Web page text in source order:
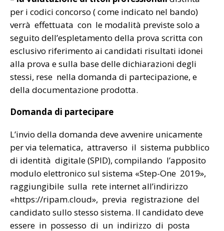
per i codici concorso ( come indicato nel bando)
verrà effettuata con le modalità previste solo a
seguito dell’espletamento della prova scritta con
esclusivo riferimento ai candidati risultati idonei
alla prova e sulla base delle dichiarazioni degli
stessi, rese nella domanda di partecipazione, e
della documentazione prodotta.
Domanda di partecipare
L’invio della domanda deve avvenire unicamente
per via telematica, attraverso il sistema pubblico
di identità digitale (SPID), compilando l’apposito
modulo elettronico sul sistema «Step-One 2019»,
raggiungibile sulla rete internet all’indirizzo
«https://ripam.cloud», previa registrazione del
candidato sullo stesso sistema. Il candidato deve
essere in possesso di un indirizzo di posta